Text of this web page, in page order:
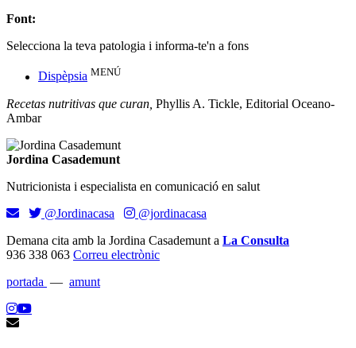
Font:
Selecciona la teva patologia i informa-te'n a fons
Dispèpsia MENÚ
Recetas nutritivas que curan, Phyllis A. Tickle, Editorial Oceano-
Ambar
Jordina Casademunt
Nutricionista i especialista en comunicació en salut
@Jordinacasa
@jordinacasa
Demana cita amb la Jordina Casademunt a La Consulta
936 338 063 Correu electrònic
portada — amunt